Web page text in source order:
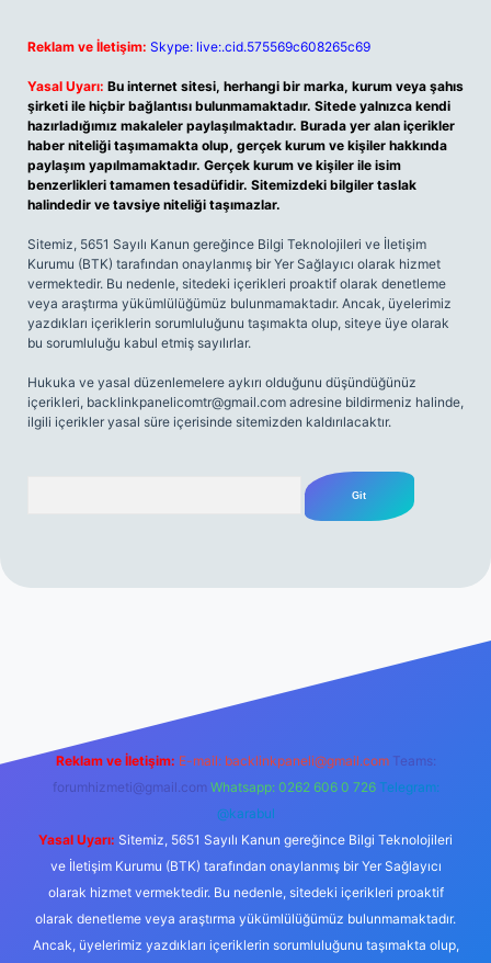
Reklam ve İletişim: Skype: live:.cid.575569c608265c69
Yasal Uyarı: Bu internet sitesi, herhangi bir marka, kurum veya şahıs
şirketi ile hiçbir bağlantısı bulunmamaktadır. Sitede yalnızca kendi
hazırladığımız makaleler paylaşılmaktadır. Burada yer alan içerikler
haber niteliği taşımamakta olup, gerçek kurum ve kişiler hakkında
paylaşım yapılmamaktadır. Gerçek kurum ve kişiler ile isim
benzerlikleri tamamen tesadüfidir. Sitemizdeki bilgiler taslak
halindedir ve tavsiye niteliği taşımazlar.
Sitemiz, 5651 Sayılı Kanun gereğince Bilgi Teknolojileri ve İletişim
Kurumu (BTK) tarafından onaylanmış bir Yer Sağlayıcı olarak hizmet
vermektedir. Bu nedenle, sitedeki içerikleri proaktif olarak denetleme
veya araştırma yükümlülüğümüz bulunmamaktadır. Ancak, üyelerimiz
yazdıkları içeriklerin sorumluluğunu taşımakta olup, siteye üye olarak
bu sorumluluğu kabul etmiş sayılırlar.
Hukuka ve yasal düzenlemelere aykırı olduğunu düşündüğünüz
içerikleri, backlinkpanelicomtr@gmail.com adresine bildirmeniz halinde,
ilgili içerikler yasal süre içerisinde sitemizden kaldırılacaktır.
Reklam ve İletişim: E-mail: backlinkpaneli@gmail.com Teams:
forumhizmeti@gmail.com Whatsapp: 0262 606 0 726 Telegram:
@karabul
Yasal Uyarı: Sitemiz, 5651 Sayılı Kanun gereğince Bilgi Teknolojileri
ve İletişim Kurumu (BTK) tarafından onaylanmış bir Yer Sağlayıcı
olarak hizmet vermektedir. Bu nedenle, sitedeki içerikleri proaktif
olarak denetleme veya araştırma yükümlülüğümüz bulunmamaktadır.
Ancak, üyelerimiz yazdıkları içeriklerin sorumluluğunu taşımakta olup,